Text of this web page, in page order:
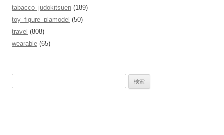
tabacco_judokitsuen (189)
toy_figure_plamodel (50)
travel (808)
wearable (65)